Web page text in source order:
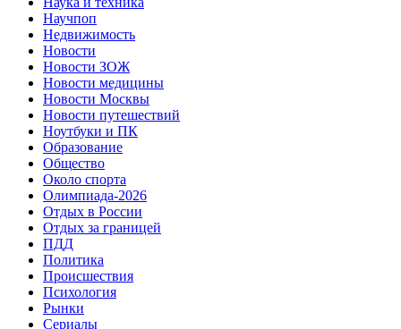
Научпоп
Недвижимость
Новости
Новости ЗОЖ
Новости медицины
Новости Москвы
Новости путешествий
Ноутбуки и ПК
Образование
Общество
Около спорта
Олимпиада-2026
Отдых в России
Отдых за границей
ПДД
Политика
Происшествия
Психология
Рынки
Сериалы